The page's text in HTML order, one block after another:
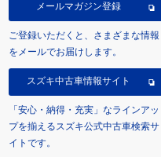
メールマガジン登録
ご登録いただくと、さまざまな情報
をメールでお届けします。
スズキ中古車情報サイト
「安心・納得・充実」なラインアッ
プを揃えるスズキ公式中古車検索サ
イトです。